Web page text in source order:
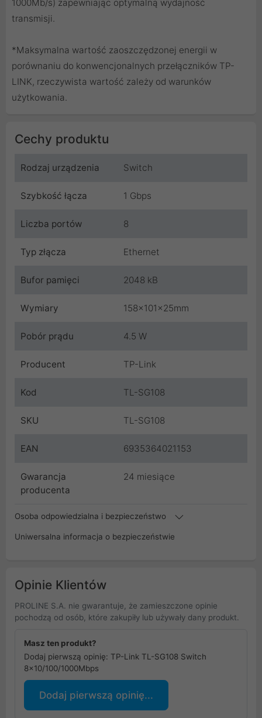
1000Mb/s) zapewniając optymalną wydajność
transmisji.
*Maksymalna wartość zaoszczędzonej energii w
porównaniu do konwencjonalnych przełączników TP-
LINK, rzeczywista wartość zależy od warunków
użytkowania.
Cechy produktu
Rodzaj urządzenia Switch
Szybkość łącza 1 Gbps
Liczba portów 8
Typ złącza Ethernet
Bufor pamięci 2048 kB
Wymiary 158x101x25mm
Pobór prądu 4.5 W
Producent TP-Link
Kod TL-SG108
SKU TL-SG108
EAN 6935364021153
Gwarancja
producenta
24 miesiące
Osoba odpowiedzialna i bezpieczeństwo
Uniwersalna informacja o bezpieczeństwie
Opinie Klientów
PROLINE S.A. nie gwarantuje, że zamieszczone opinie
pochodzą od osób, które zakupiły lub używały dany produkt.
Masz ten produkt?
Dodaj pierwszą opinię: TP-Link TL-SG108 Switch
8x10/100/1000Mbps
Dodaj pierwszą opinię...